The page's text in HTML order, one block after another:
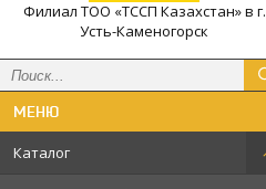
Филиал ТОО «ТССП Казахстан» в г.
Усть-Каменогорск
Каталог